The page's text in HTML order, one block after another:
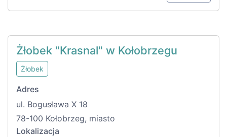
Żłobek "Krasnal" w Kołobrzegu
Żłobek
Adres
ul. Bogusława X 18
78-100 Kołobrzeg, miasto
Lokalizacja